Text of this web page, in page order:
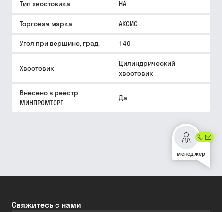
Тип хвостовика HA
Торговая марка АКСИС
Угол при вершине, град. 140
Хвостовик
Цилиндрический
хвостовик
Внесено в реестр
МИНПРОМТОРГ
Да
менеджер
Свяжитесь с нами